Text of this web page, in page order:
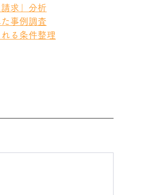
求」分析
事例調査
る条件整理